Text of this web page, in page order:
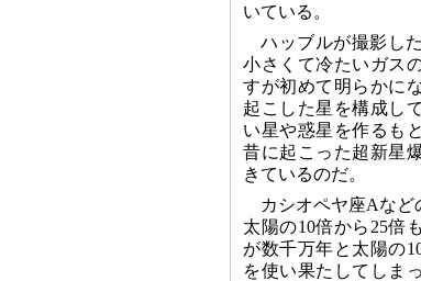
いている。
ハッブルが撮影し
小さくて冷たいガス
すが初めて明らかに
起こした星を構成し
い星や惑星を作るも
昔に起こった超新星
きているのだ。
カシオペヤ座Aなど
太陽の10倍から25倍
が数千万年と太陽の
を使い果たしてしま